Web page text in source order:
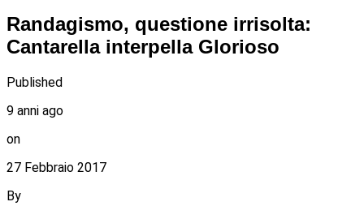
Randagismo, questione irrisolta:
Cantarella interpella Glorioso
Published
9 anni ago
on
27 Febbraio 2017
By